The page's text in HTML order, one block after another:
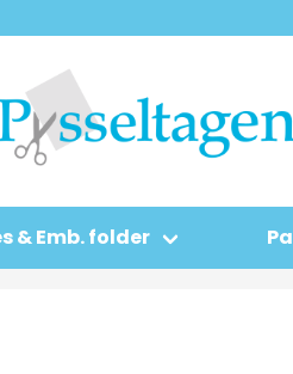
& Emb. folder